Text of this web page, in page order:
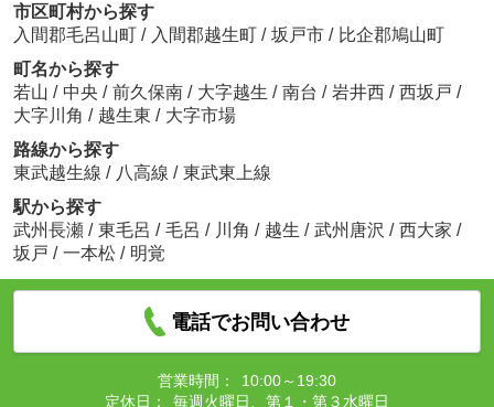
市区町村から探す
入間郡毛呂山町 / 入間郡越生町 / 坂戸市 / 比企郡鳩山町
町名から探す
若山 / 中央 / 前久保南 / 大字越生 / 南台 / 岩井西 / 西坂戸 /
大字川角 / 越生東 / 大字市場
路線から探す
東武越生線 / 八高線 / 東武東上線
駅から探す
武州長瀬 / 東毛呂 / 毛呂 / 川角 / 越生 / 武州唐沢 / 西大家 /
坂戸 / 一本松 / 明覚
電話でお問い合わせ
営業時間：
10:00～19:30
定休日：
毎週火曜日、第１・第３水曜日